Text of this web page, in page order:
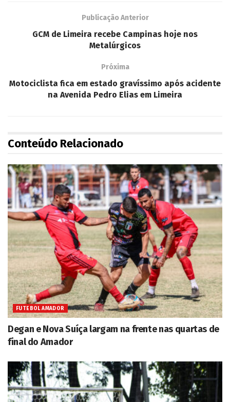
Publicação Anterior
GCM de Limeira recebe Campinas hoje nos
Metalúrgicos
Próxima
Motociclista fica em estado gravíssimo após acidente
na Avenida Pedro Elias em Limeira
Conteúdo Relacionado
FUTEBOL AMADOR
Degan e Nova Suíça largam na frente nas quartas de
final do Amador